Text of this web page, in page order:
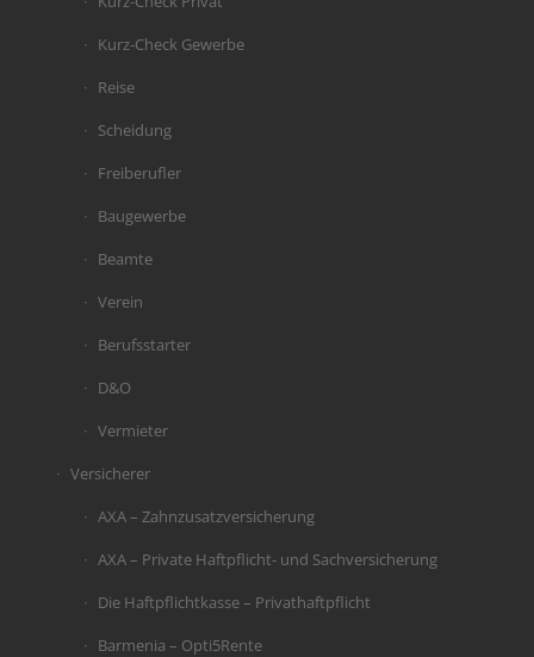
Kurz-Check Gewerbe
Reise
Scheidung
Freiberufler
Baugewerbe
Beamte
Verein
Berufsstarter
D&O
Vermieter
Versicherer
AXA – Zahnzusatzversicherung
AXA – Private Haftpflicht- und Sachversicherung
Die Haftpflichtkasse – Privathaftpflicht
Barmenia – Opti5Rente